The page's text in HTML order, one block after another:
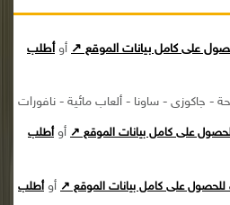
على كامل بيانات الموقع ↗ أوأطلب
- جاكوزى - ساونا - ألعاب مائية - نافورات
على كامل بيانات الموقع ↗ أوأطلب
على كامل بيانات الموقع ↗ أوأطلب